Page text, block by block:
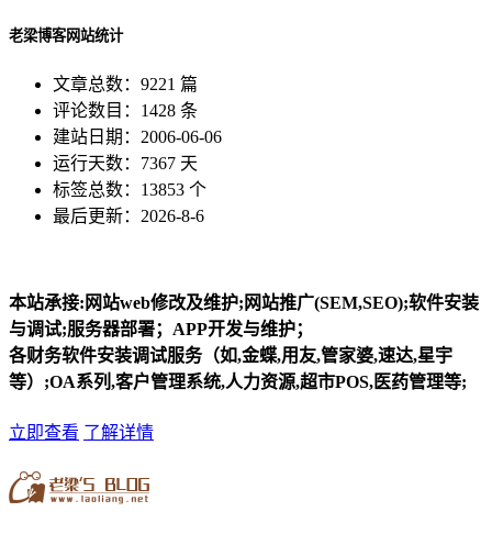
老梁博客网站统计
文章总数：9221 篇
评论数目：1428 条
建站日期：2006-06-06
运行天数：7367 天
标签总数：13853 个
最后更新：2026-8-6
本站承接:网站web修改及维护;网站推广(SEM,SEO);软件安装
与调试;服务器部署；APP开发与维护；
各财务软件安装调试服务（如,金蝶,用友,管家婆,速达,星宇
等）;OA系列,客户管理系统,人力资源,超市POS,医药管理等;
立即查看 了解详情